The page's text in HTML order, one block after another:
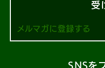
受
メルマガに登録する
SNSを